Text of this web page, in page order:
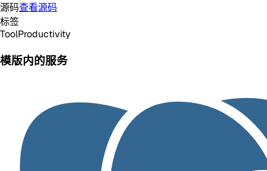
源码查看源码
标签
ToolProductivity
模版内的服务